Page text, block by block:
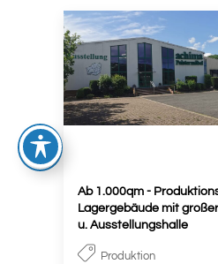
Ab 1.000qm -
Lagergebäude mit
u. Ausstellungshalle
Produktion